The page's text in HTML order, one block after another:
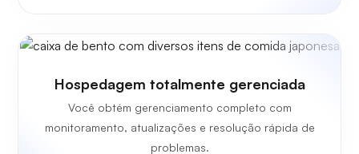
Hospedagem totalmente gerenciada
Você obtém gerenciamento completo com
monitoramento, atualizações e resolução rápida de
problemas.